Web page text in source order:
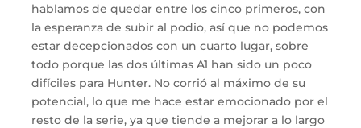
hablamos de quedar entre los cinco primeros, con
la esperanza de subir al podio, así que no podemos
estar decepcionados con un cuarto lugar, sobre
todo porque las dos últimas A1 han sido un poco
difíciles para Hunter. No corrió al máximo de su
potencial, lo que me hace estar emocionado por el
resto de la serie, ya que tiende a mejorar a lo largo